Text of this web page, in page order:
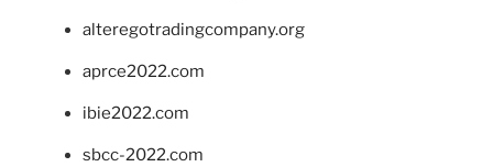
alteregotradingcompany.org
aprce2022.com
ibie2022.com
sbcc-2022.com